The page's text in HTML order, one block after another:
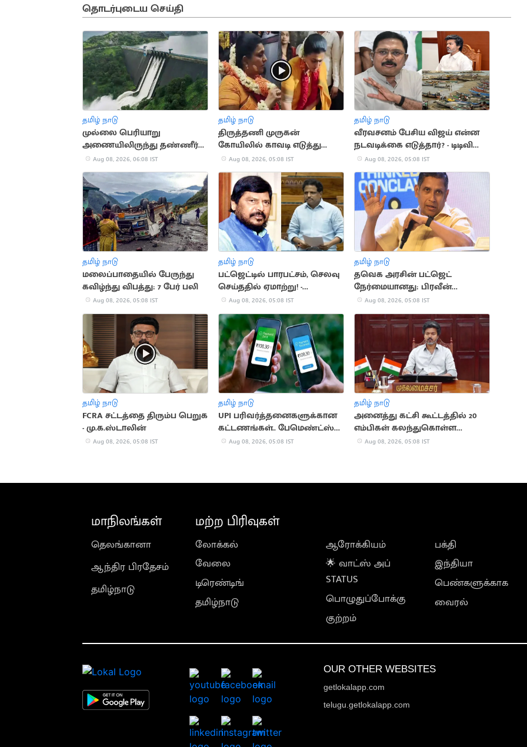
தொடர்புடைய செய்தி
தமிழ் நாடு
முல்லை பெரியாறு
அணையிலிருந்து தண்ணீர்
திறப்பு
Aug 08, 2026, 06:08 IST
தமிழ் நாடு
திருத்தணி முருகன்
கோயிலில் காவடி எடுத்து
நடிகை ரோஜா வழிபாடு
Aug 08, 2026, 05:08 IST
தமிழ் நாடு
வீரவசனம் பேசிய விஜய் என்ன
நடவடிக்கை எடுத்தார்? - டிடிவி
தினகரன் கேள்வி
Aug 08, 2026, 05:08 IST
தமிழ் நாடு
மலைப்பாதையில் பேருந்து
கவிழ்ந்து விபத்து: 7 பேர் பலி
Aug 08, 2026, 05:08 IST
தமிழ் நாடு
பட்ஜெட்டில் பாரபட்சம், செலவு
செய்ததில் ஏமாற்று! -
சு.வெங்கடேசன் தாக்கு
Aug 08, 2026, 05:08 IST
தமிழ் நாடு
தவெக அரசின் பட்ஜெட்
நேர்மையானது: பிரவீன்
சக்ரவர்த்தி புகழாரம்
Aug 08, 2026, 05:08 IST
தமிழ் நாடு
FCRA சட்டத்தை திரும்ப பெறுக
- மு.க.ஸ்டாலின்
Aug 08, 2026, 05:08 IST
தமிழ் நாடு
UPI பரிவர்த்தனைகளுக்கான
கட்டணங்கள்.. பேமெண்ட்ஸ்
கவுன்சில் விளக்கம்
Aug 08, 2026, 05:08 IST
தமிழ் நாடு
அனைத்து கட்சி கூட்டத்தில் 20
எம்பிகள் கலந்துகொள்ள
உள்ளதாக தகவல்
Aug 08, 2026, 05:08 IST
மாநிலங்கள்
தெலங்கானா
ஆந்திர பிரதேசம்
தமிழ்நாடு
மற்ற பிரிவுகள்
லோக்கல்
வேலை
டிரெண்டிங்
தமிழ்நாடு
ஆரோக்கியம்
🌟 வாட்ஸ் அப்
STATUS
பொழுதுப்போக்கு
குற்றம்
பக்தி
இந்தியா
பெண்களுக்காக
வைரல்
OUR OTHER WEBSITES
getlokalapp.com
telugu.getlokalapp.com